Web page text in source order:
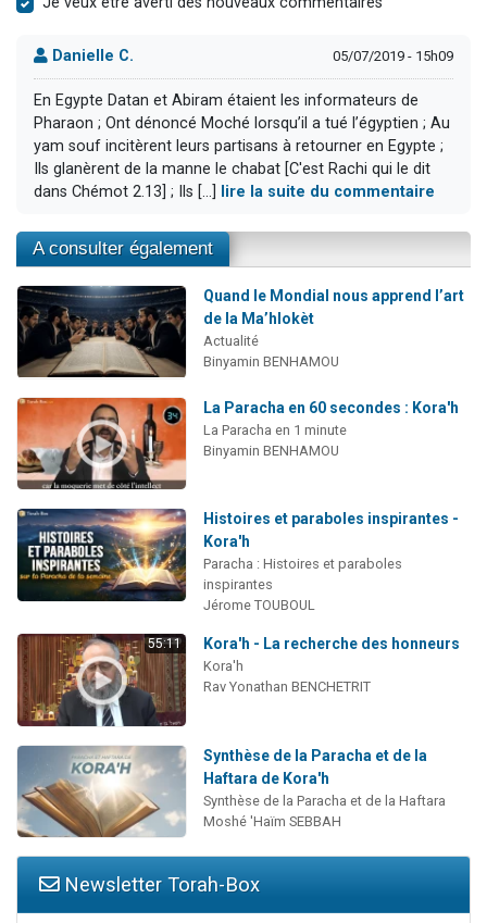
Danielle C. 05/07/2019 - 15h09
En Egypte Datan et Abiram étaient les informateurs de
Pharaon ; Ont dénoncé Moché lorsqu’il a tué l’égyptien ; Au
yam souf incitèrent leurs partisans à retourner en Egypte ;
Ils glanèrent de la manne le chabat [C'est Rachi qui le dit
dans Chémot 2.13] ; Ils [...] lire la suite du commentaire
A consulter également
Quand le Mondial nous apprend l’art
de la Ma’hlokèt
Actualité
Binyamin BENHAMOU
La Paracha en 60 secondes : Kora'h
La Paracha en 1 minute
Binyamin BENHAMOU
Histoires et paraboles inspirantes -
Kora'h
Paracha : Histoires et paraboles
inspirantes
Jérome TOUBOUL
55:11 Kora'h - La recherche des honneurs
Kora'h
Rav Yonathan BENCHETRIT
Synthèse de la Paracha et de la
Haftara de Kora'h
Synthèse de la Paracha et de la Haftara
Moshé 'Haïm SEBBAH
Newsletter Torah-Box